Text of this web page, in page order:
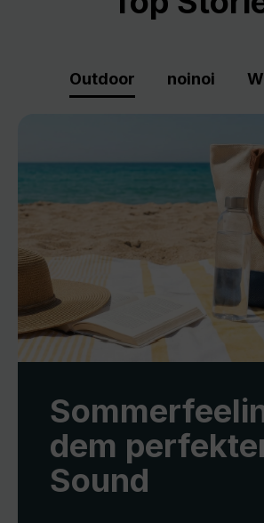
Outdoor noinoi
dem
Sound